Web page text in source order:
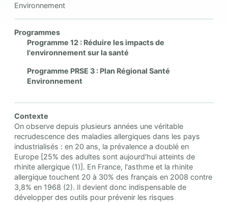
Environnement
Programmes
Programme 12 : Réduire les impacts de
l'environnement sur la santé
Programme PRSE 3 : Plan Régional Santé
Environnement
Contexte
On observe depuis plusieurs années une véritable
recrudescence des maladies allergiques dans les pays
industrialisés : en 20 ans, la prévalence a doublé en
Europe [25% des adultes sont aujourd'hui atteints de
rhinite allergique (1)]. En France, l'asthme et la rhinite
allergique touchent 20 à 30% des français en 2008 contre
3,8% en 1968 (2). Il devient donc indispensable de
développer des outils pour prévenir les risques